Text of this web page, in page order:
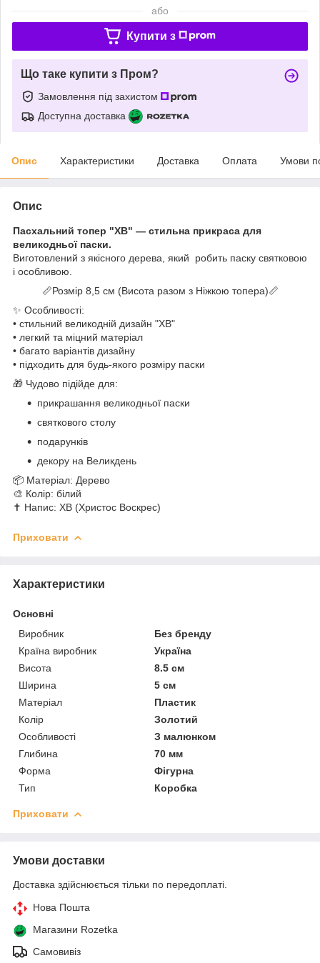
або
Купити з
Що таке купити з Пром?
Замовлення під захистом
Доступна доставка
Опис Характеристики Доставка Оплата Умови
Опис
Пасхальний топер "ХВ" — стильна прикраса для
великодньої паски.
Виготовлений з якісного дерева, який робить паску святковою
і особливою.
📏Розмір 8,5 см (Висота разом з Ніжкою топера)📏
✨ Особливості:
• стильний великодній дизайн "ХВ"
• легкий та міцний матеріал
• багато варіантів дизайну
• підходить для будь-якого розміру паски
🎁 Чудово підійде для:
прикрашання великодньої паски
святкового столу
подарунків
декору на Великдень
📦 Матеріал: Дерево
🎨 Колір: білий
✝️ Напис: ХВ (Христос Воскрес)
Приховати
Характеристики
Основні
Виробник
Без бренду
Країна виробник
Україна
Висота
8.5 см
Ширина
5 см
Матеріал
Пластик
Колір
Золотий
Особливості
З малюнком
Глибина
70 мм
Форма
Фігурна
Тип
Коробка
Приховати
Умови доставки
Доставка здійснюється тільки по передоплаті.
Нова Пошта
Магазини Rozetka
Самовивіз